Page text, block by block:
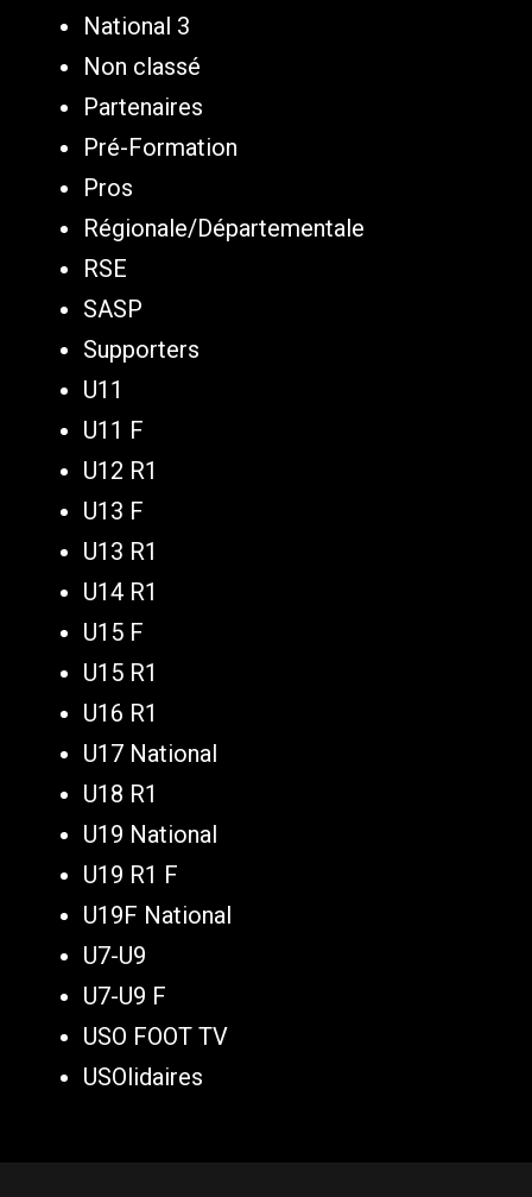
National 3
Non classé
Partenaires
Pré-Formation
Pros
Régionale/Départementale
RSE
SASP
Supporters
U11
U11 F
U12 R1
U13 F
U13 R1
U14 R1
U15 F
U15 R1
U16 R1
U17 National
U18 R1
U19 National
U19 R1 F
U19F National
U7-U9
U7-U9 F
USO FOOT TV
USOlidaires